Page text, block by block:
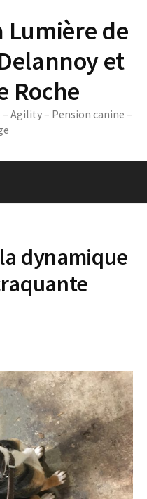
Lumière de
et
Roche
Agility – Pension canine –
dynamique